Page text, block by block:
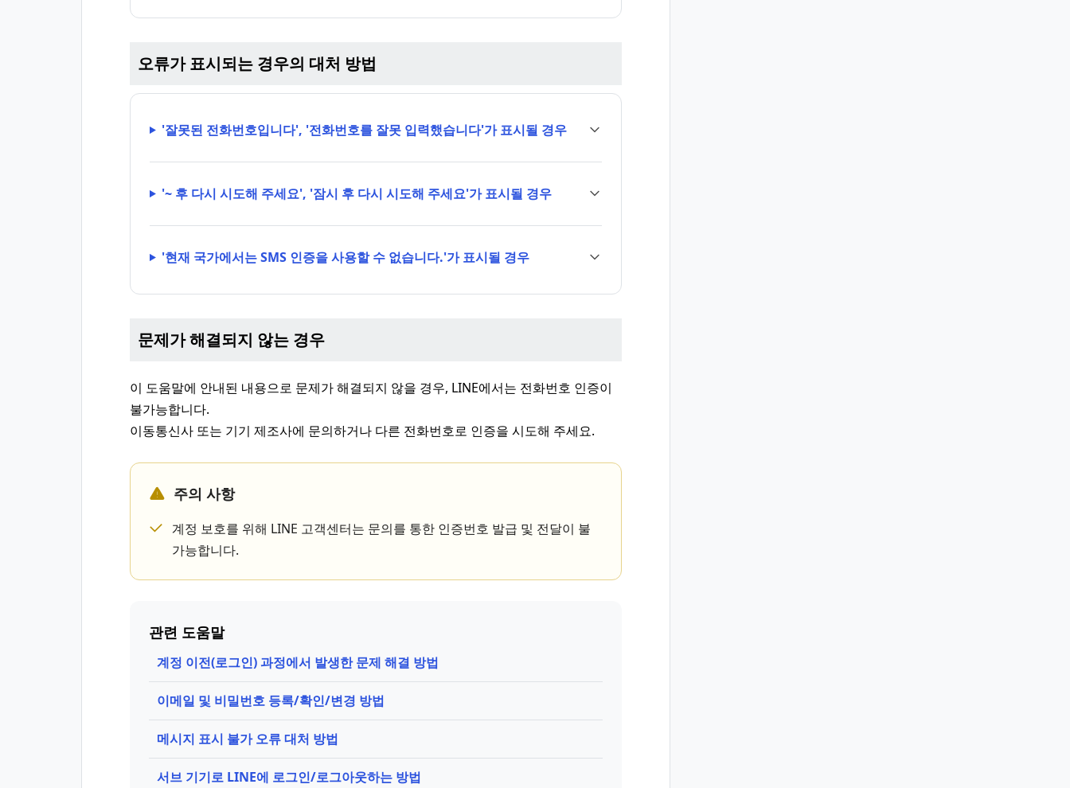
오류가 표시되는 경우의 대처 방법
'잘못된 전화번호입니다', '전화번호를 잘못 입력했습니다'가 표시될 경우
'~ 후 다시 시도해 주세요', '잠시 후 다시 시도해 주세요'가 표시될 경우
'현재 국가에서는 SMS 인증을 사용할 수 없습니다.'가 표시될 경우
문제가 해결되지 않는 경우
이 도움말에 안내된 내용으로 문제가 해결되지 않을 경우, LINE에서는 전화번호 인증이
불가능합니다.
이동통신사 또는 기기 제조사에 문의하거나 다른 전화번호로 인증을 시도해 주세요.
주의 사항
계정 보호를 위해 LINE 고객센터는 문의를 통한 인증번호 발급 및 전달이 불
가능합니다.
관련 도움말
계정 이전(로그인) 과정에서 발생한 문제 해결 방법
이메일 및 비밀번호 등록/확인/변경 방법
메시지 표시 불가 오류 대처 방법
서브 기기로 LINE에 로그인/로그아웃하는 방법